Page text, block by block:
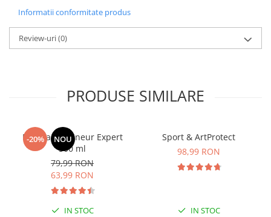
Informatii conformitate produs
Review-uri(0)
PRODUSE SIMILARE
-20% NOU
Manhaē Draineur Expert
500 ml
79,99 RON
63,99 RON
IN STOC
Sport & ArtProtect
98,99 RON
IN STOC